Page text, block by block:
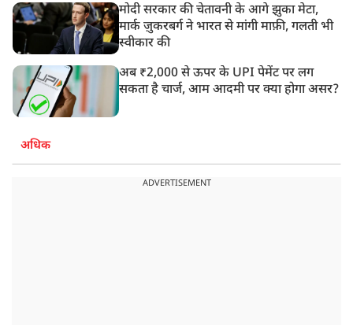
मोदी सरकार की चेतावनी के आगे झुका मेटा,
मार्क ज़ुकरबर्ग ने भारत से मांगी माफ़ी, गलती भी
स्वीकार की
अब ₹2,000 से ऊपर के UPI पेमेंट पर लग
सकता है चार्ज, आम आदमी पर क्या होगा असर?
अधिक
ADVERTISEMENT